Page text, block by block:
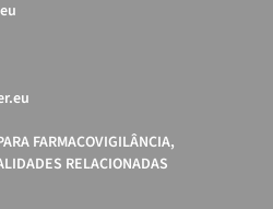
FARMACOVIGILÂNCIA,
RELACIONADAS